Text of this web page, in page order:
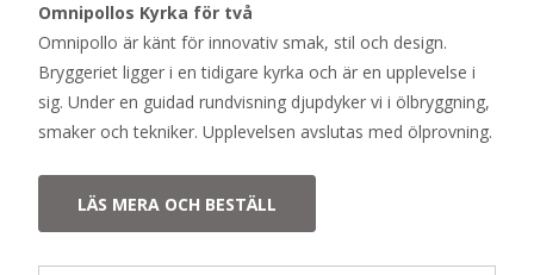
Omnipollos Kyrka för två
Omnipollo är känt för innovativ smak, stil och design.
Bryggeriet ligger i en tidigare kyrka och är en upplevelse i
sig. Under en guidad rundvisning djupdyker vi i ölbryggning,
smaker och tekniker. Upplevelsen avslutas med ölprovning.
LÄS MERA OCH BESTÄLL